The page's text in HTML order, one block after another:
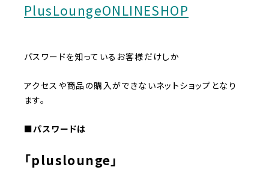
PlusLoungeONLINESHOP
パスワードを知っているお客様だけしか
アクセスや商品の購入ができないネットショップとなり
ます。
■パスワードは
「pluslounge 」